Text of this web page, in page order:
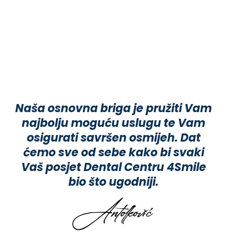
Naša osnovna briga je pružiti Vam
najbolju moguću uslugu te Vam
osigurati savršen osmijeh. Dat
ćemo sve od sebe kako bi svaki
Vaš posjet Dental Centru 4Smile
bio što ugodniji.